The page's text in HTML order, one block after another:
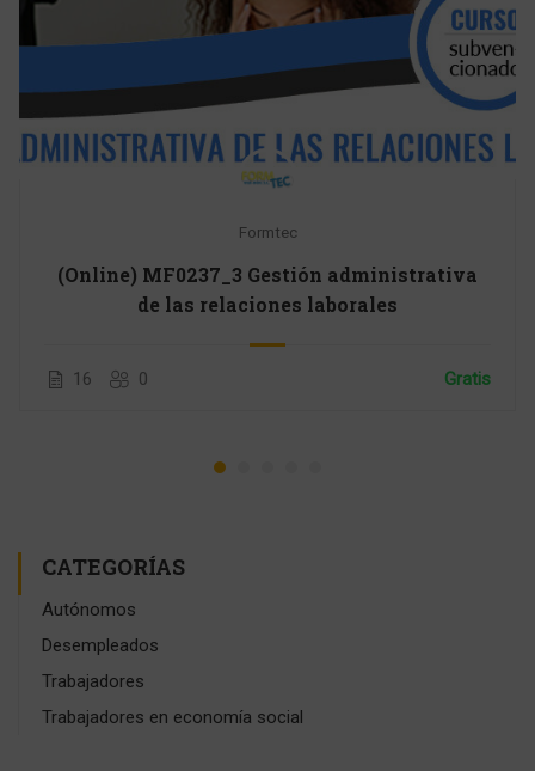
Formtec
(Online) MF0237_3 Gestión administrativa
de las relaciones laborales
16 0 Gratis
CATEGORÍAS
Autónomos
Desempleados
Trabajadores
Trabajadores en economía social